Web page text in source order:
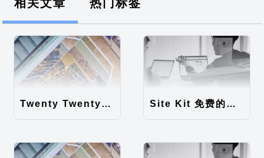
相关文章 热门标签
Twenty Twenty-Five 免费的WordPress内容主题 Site Kit 免费的WordPress数据统计插件